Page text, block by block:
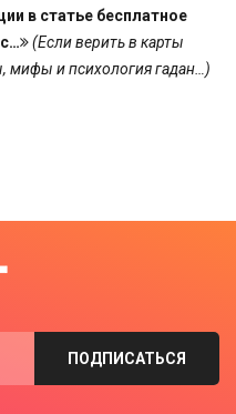
в статье бесплатное
(Если верить в карты
мифы и психология гадан…)
ПОДПИСАТЬСЯ